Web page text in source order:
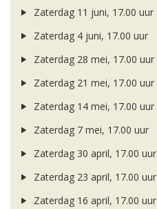
Zaterdag 11 juni, 17.00 uur
Zaterdag 4 juni, 17.00 uur
Zaterdag 28 mei, 17.00 uur
Zaterdag 21 mei, 17.00 uur
Zaterdag 14 mei, 17.00 uur
Zaterdag 7 mei, 17.00 uur
Zaterdag 30 april, 17.00 uur
Zaterdag 23 april, 17.00 uur
Zaterdag 16 april, 17.00 uur